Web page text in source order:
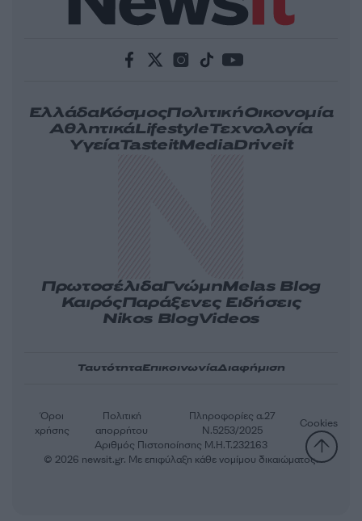
ΕλλάδαΚόσμοςΠολιτικήΟικονομία
ΑθλητικάLifestyleΤεχνολογία
ΥγείαTasteitMediaDriveit
ΠρωτοσέλιδαΓνώμηMelas Blog
ΚαιρόςΠαράξενες Ειδήσεις
Nikos BlogVideos
ΤαυτότηταΕπικοινωνίαΔιαφήμιση
Αριθμός Πιστοποίησης Μ.Η.Τ.232163
Όροι
χρήσης
Πολιτική
απορρήτου
Πληροφορίες α.27
Ν.5253/2025
Cookies
© 2026 newsit.gr. Με επιφύλαξη κάθε νομίμου δικαιώματος.